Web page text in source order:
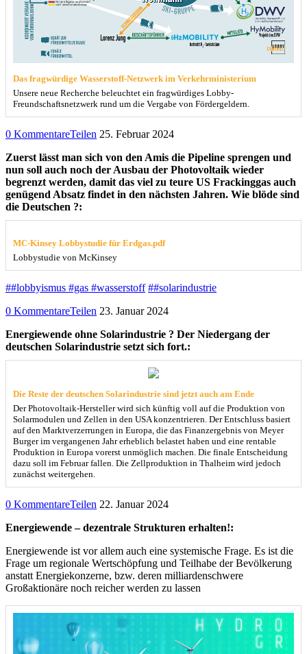
Das fragwürdige Wasserstoff-Netzwerk im Verkehrministerium
Unsere neue Recherche beleuchtet ein fragwürdiges Lobby-
Freundschaftsnetzwerk rund um die Vergabe von Fördergeldern.
0 KommentareTeilen 25. Februar 2024
Zuerst lässt man sich von den Amis die Pipeline sprengen und
nun soll auch noch der Ausbau der Photovoltaik wieder
begrenzt werden, damit das viel zu teure US Frackinggas auch
genügend Absatz findet in den nächsten Jahren. Wie blöde sind
die Deutschen ?:
MC-Kinsey Lobbystudie für Erdgas.pdf
Lobbystudie von McKinsey
##lobbyismus #gas #wasserstoff ##solarindustrie
0 KommentareTeilen 23. Januar 2024
Energiewende ohne Solarindustrie ? Der Niedergang der
deutschen Solarindustrie setzt sich fort.:
Die Reste der deutschen Solarindustrie sind jetzt auch am Ende
Der Photovoltaik-Hersteller wird sich künftig voll auf die Produktion von
Solarmodulen und Zellen in den USA konzentrieren. Der Entschluss basiert
auf den Marktverzerrungen in Europa, die das Finanzergebnis von Meyer
Burger im vergangenen Jahr erheblich belastet haben und eine rentable
Produktion in Europa vorerst unmöglich machen. Die finale Entscheidung
dazu soll im Februar fallen. Die Zellproduktion in Thalheim wird jedoch
zunächst weitergehen.
0 KommentareTeilen 22. Januar 2024
Energiewende – dezentrale Strukturen erhalten!:
Energiewende ist vor allem auch eine systemische Frage. Es ist die
Frage um regionale Wertschöpfung und Teilhabe der Bevölkerung
anstatt Energiekonzerne, bzw. deren milliardenschwere
Großaktionäre noch reicher werden zu lassen